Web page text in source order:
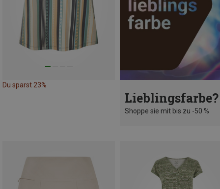
Du sparst 23%
Lieblingsfarbe?
Shoppe sie mit bis zu -50 %